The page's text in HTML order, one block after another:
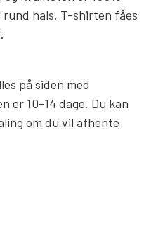
hals. T-shirten fåes
på siden med
er 10-14 dage. Du kan
om du vil afhente